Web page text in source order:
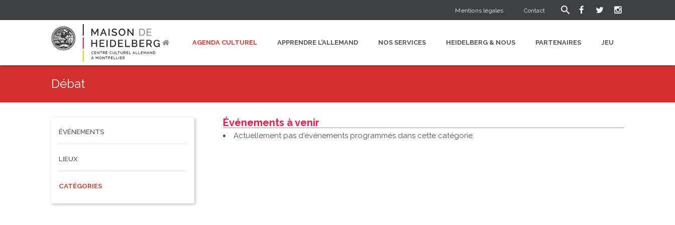
Mentions légales Contact
AGENDA CULTUREL APPRENDRE L’ALLEMAND NOS SERVICES HEIDELBERG & NOUS PARTENAIRES JEU
Débat
Événements à venir
Actuellement pas d'événements programmés dans cette catégorie.
ÉVÉNEMENTS
LIEUX
CATÉGORIES